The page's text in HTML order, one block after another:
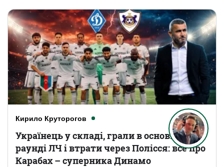
Кирило Круторогов
Українець у складі, грали в основному
раунді ЛЧ і втрати через Полісся: все про
Карабах – суперника Динамо